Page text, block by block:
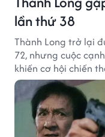
lần thứ 38
Thành Long trở lại
72, nhưng cuộc
khiến cơ hội chiến